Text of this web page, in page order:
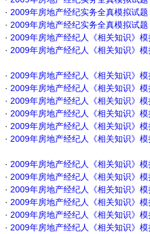
· 2009年房地产经纪实务全真模拟试
· 2009年房地产经纪实务全真模拟试
· 2009年房地产经纪人《相关知识》
· 2009年房地产经纪人《相关知识》
· 2009年房地产经纪人《相关知识》
· 2009年房地产经纪人《相关知识》
· 2009年房地产经纪人《相关知识》
· 2009年房地产经纪人《相关知识》
· 2009年房地产经纪人《相关知识》
· 2009年房地产经纪人《相关知识》
· 2009年房地产经纪人《相关知识》
· 2009年房地产经纪人《相关知识》
· 2009年房地产经纪人《相关知识》
· 2009年房地产经纪人《相关知识》
· 2009年房地产经纪人《相关知识》
· 2009年房地产经纪人《相关知识》